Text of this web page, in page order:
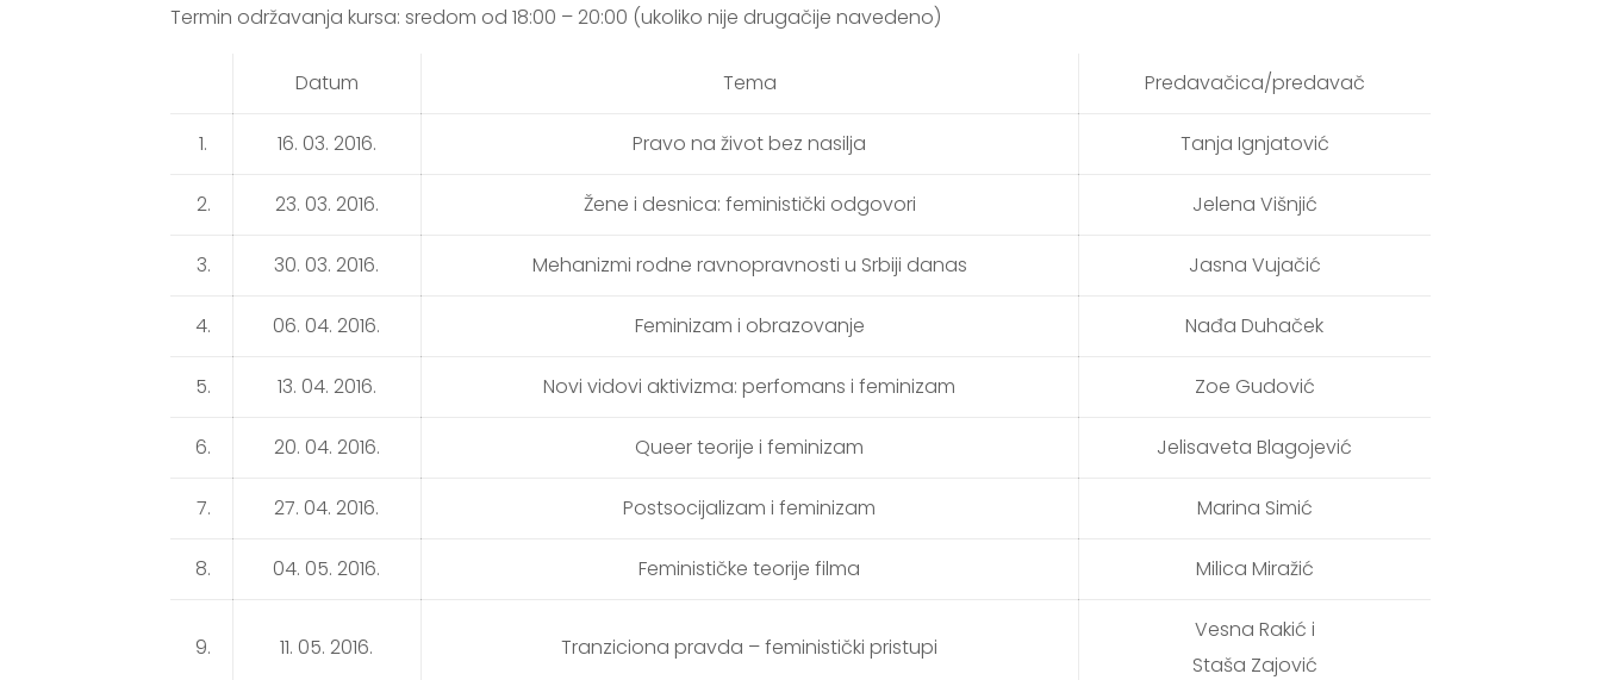
Termin održavanja kursa: sredom od 18:00 – 20:00 (ukoliko nije drugačije navedeno)
Datum Tema Predavačica/predavač
1. 16. 03. 2016. Pravo na život bez nasilja Tanja Ignjatović
2. 23. 03. 2016. Žene i desnica: feministički odgovori Jelena Višnjić
3. 30. 03. 2016. Mehanizmi rodne ravnopravnosti u Srbiji danas Jasna Vujačić
4. 06. 04. 2016. Feminizam i obrazovanje Nađa Duhaček
5. 13. 04. 2016. Novi vidovi aktivizma: perfomans i feminizam Zoe Gudović
6. 20. 04. 2016. Queer teorije i feminizam Jelisaveta Blagojević
7. 27. 04. 2016. Postsocijalizam i feminizam Marina Simić
8. 04. 05. 2016. Feminističke teorije filma Milica Miražić
9. 11. 05. 2016. Tranziciona pravda – feministički pristupi
Vesna Rakić i
Staša Zajović